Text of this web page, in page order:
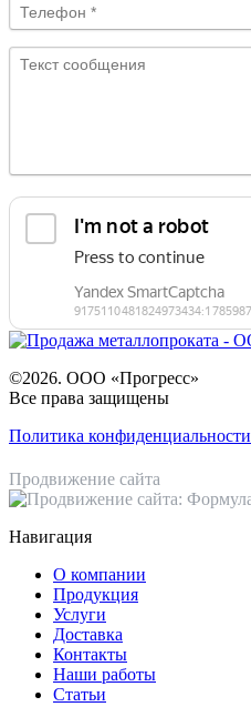
©2026. ООО «Прогресс»
Все права защищены
Политика конфиденциальности
Продвижение сайта
Навигация
О компании
Продукция
Услуги
Доставка
Контакты
Наши работы
Статьи